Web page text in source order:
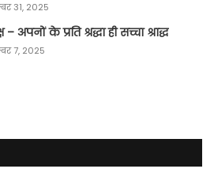
31, 2025
– अपनों के प्रति श्रद्धा ही सच्चा श्राद्ध
7, 2025